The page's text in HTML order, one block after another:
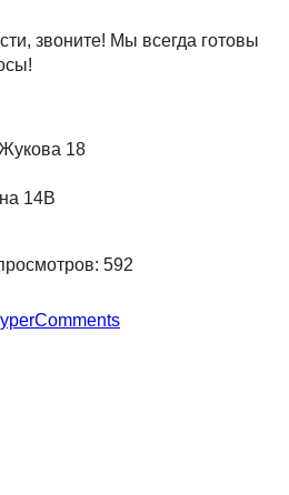
звоните! Мы всегда готовы
18
14В
592